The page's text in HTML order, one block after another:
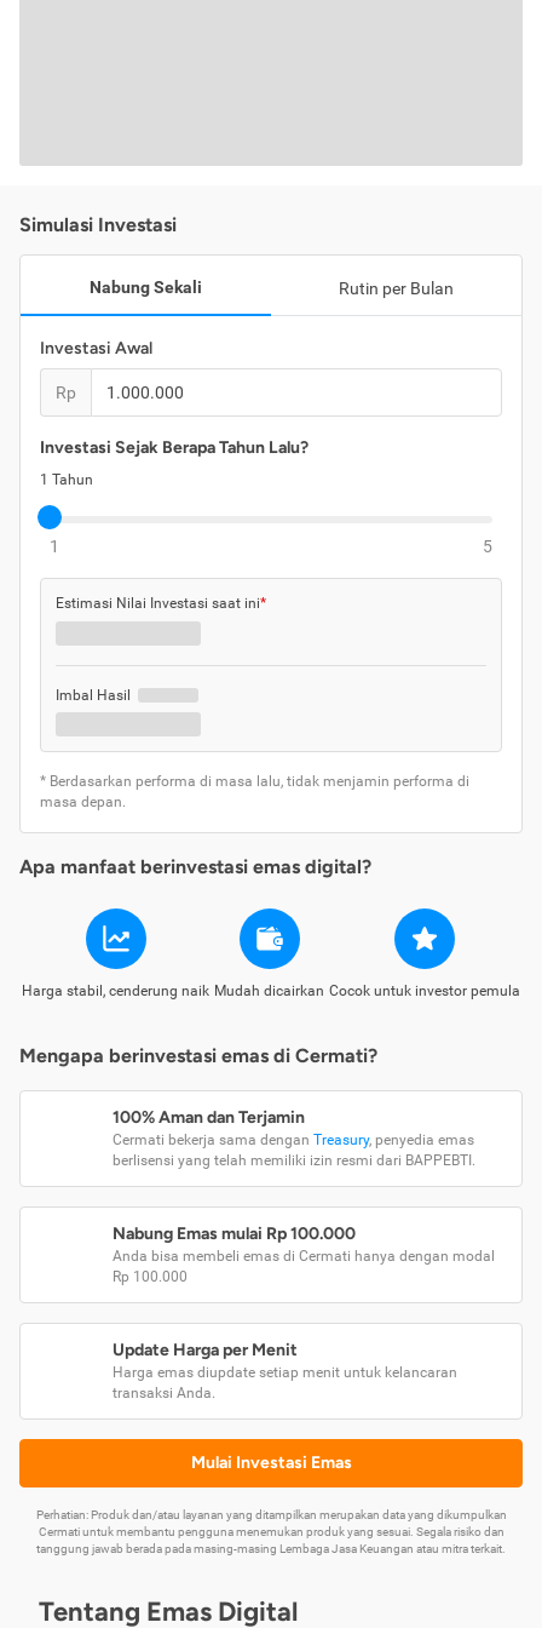
Simulasi Investasi
Nabung Sekali Rutin per Bulan
Investasi Awal
Rp
Investasi Sejak Berapa Tahun Lalu?
1 Tahun
1 5
Estimasi Nilai Investasi saat ini*
Imbal Hasil
* Berdasarkan performa di masa lalu, tidak menjamin performa di
masa depan.
Apa manfaat berinvestasi emas digital?
Harga stabil, cenderung naik Mudah dicairkan Cocok untuk investor pemula
Mengapa berinvestasi emas di Cermati?
100% Aman dan Terjamin
Cermati bekerja sama dengan Treasury, penyedia emas
berlisensi yang telah memiliki izin resmi dari BAPPEBTI.
Nabung Emas mulai Rp 100.000
Anda bisa membeli emas di Cermati hanya dengan modal
Rp 100.000
Update Harga per Menit
Harga emas diupdate setiap menit untuk kelancaran
transaksi Anda.
Mulai Investasi Emas
Perhatian: Produk dan/atau layanan yang ditampilkan merupakan data yang dikumpulkan
Cermati untuk membantu pengguna menemukan produk yang sesuai. Segala risiko dan
tanggung jawab berada pada masing-masing Lembaga Jasa Keuangan atau mitra terkait.
Tentang Emas Digital